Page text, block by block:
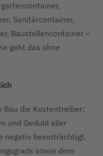
Sanitärcontainer,
Baustellencontainer –
geht das ohne
Bau die Kostentreiber;
und Geduld aller
negativ beeinträchtigt.
sowie dem